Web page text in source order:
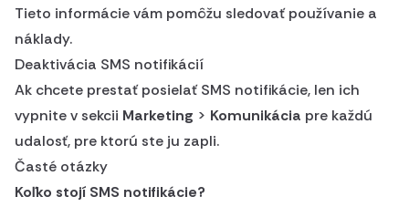
Tieto informácie vám pomôžu sledovať používanie a
náklady.
Deaktivácia SMS notifikácií
Ak chcete prestať posielať SMS notifikácie, len ich
vypnite v sekcii Marketing > Komunikácia pre každú
udalosť, pre ktorú ste ju zapli.
Časté otázky
Koľko stojí SMS notifikácie?